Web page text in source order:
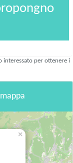
interessato per ottenere i
×